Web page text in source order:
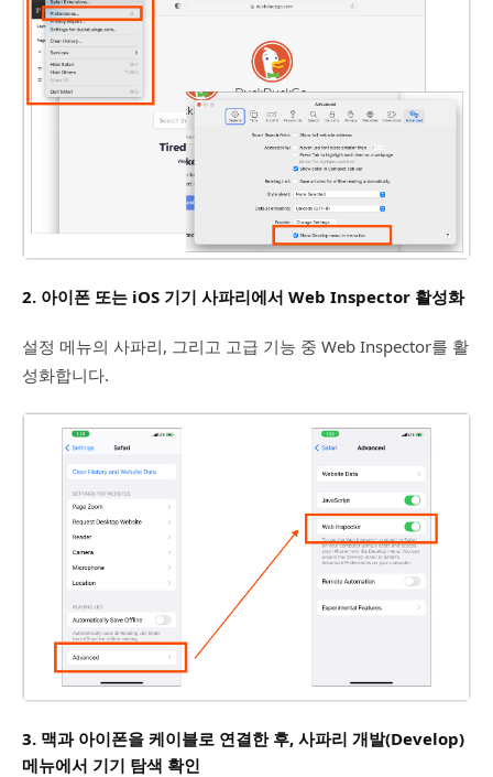
2. 아이폰 또는 iOS 기기 사파리에서 Web Inspector 활성화
설정 메뉴의 사파리, 그리고 고급 기능 중 Web Inspector를 활
성화합니다.
3. 맥과 아이폰을 케이블로 연결한 후, 사파리 개발(Develop)
메뉴에서 기기 탐색 확인